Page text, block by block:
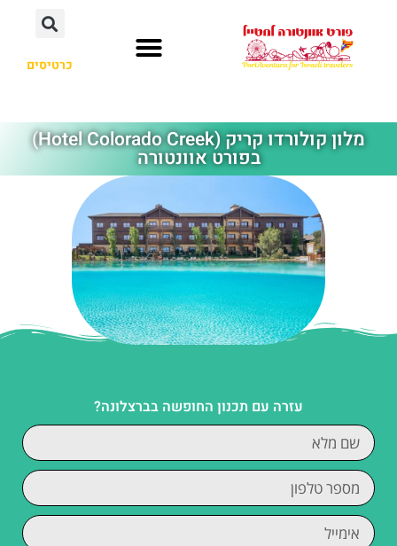
כרטיסים
מלון קולורדו קריק (Hotel Colorado Creek)
בפורט אוונטורה
עזרה עם תכנון החופשה בברצלונה?